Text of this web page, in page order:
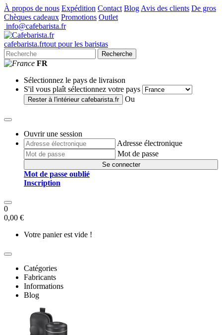
À propos de nous Expédition Contact Blog Avis des clients De gros
Chèques cadeaux Promotions Outlet
info@cafebarista.fr
cafebarista.frtout pour les baristas
Recherche
FR
Sélectionnez le pays de livraison
S'il vous plaît sélectionnez votre pays
Rester à l'intérieur cafebarista.fr Ou
Ouvrir une session
Adresse électronique
Mot de passe
Se connecter
Mot de passe oublié
Inscription
0
0,00 €
Votre panier est vide !
Catégories
Fabricants
Informations
Blog